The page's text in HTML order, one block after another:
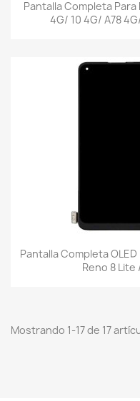
Pantalla Completa
4G/ 10 4G/ A78
Pantalla Completa
Reno 8 Lite
Mostrando 1-17 de 17